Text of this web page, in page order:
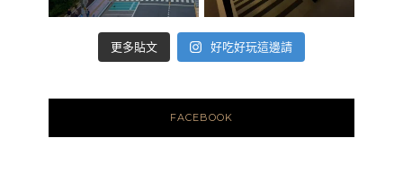
更多貼文 好吃好玩這邊請
FACEBOOK